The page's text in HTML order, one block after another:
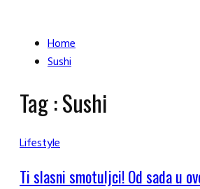
Home
Sushi
Tag : Sushi
Lifestyle
Ti slasni smotuljci! Od sada u